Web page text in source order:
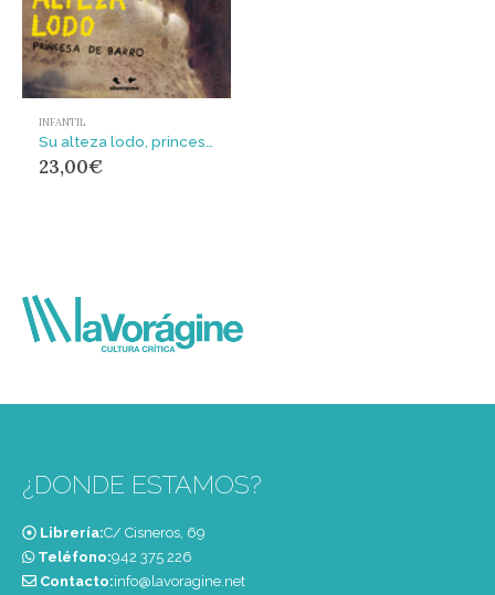
INFANTIL
23,00€
¿DONDE ESTAMOS?
Librería:C/ Cisneros, 69
Teléfono:‭942 375 226‬
Contacto:info@lavoragine.net